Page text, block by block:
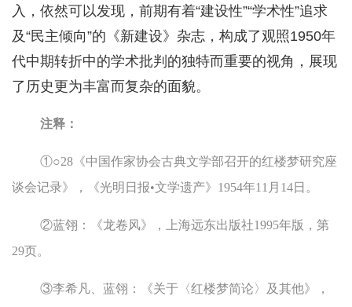
入，依然可以发现，前期有着“建设性”“学术性”追求
及“民主倾向”的《新建设》杂志，构成了观照1950年
代中期转折中的学术批判的独特而重要的视角，展现
了历史更为丰富而复杂的面貌。
注释：
①○28《中国作家协会古典文学部召开的红楼梦研究座
谈会记录》，《光明日报•文学遗产》1954年11月14日。
②蓝翎：《龙卷风》，上海远东出版社1995年版，第
29页。
③李希凡、蓝翎：《关于〈红楼梦简论〉及其他》，